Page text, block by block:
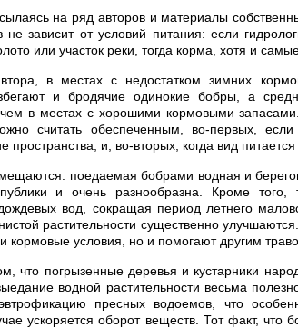
на ряд авторов и материалы
не зависит от условий питания: если
или участок реки, тогда корма, хотя и
в местах с недостатком зимних
и бродячие одинокие бобры, а
в местах с хорошими кормовыми
считать обеспеченным, во-первых, если
пространства, и, во-вторых, когда вид
поедаемая бобрами водная и
и очень разнообразна. Кроме того,
вод, сокращая период летнего
растительности существенно
кормовые условия, но и помогают другим
что погрызенные деревья и кустарники
водной растительности весьма
пресных водоемов, что
ускоряется оборот веществ. Тот факт, что